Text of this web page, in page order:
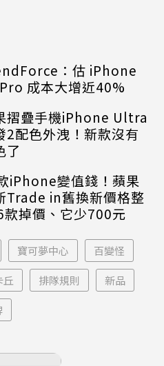
：估 iPhone
成本大增近40%
摺疊手機iPhone Ultra
2配色外洩！新款沒有
了
iPhone變值錢！蘋果
Trade in舊換新價格整
款掉價、它少700元
寶可夢中心 百變怪
丘 排隊規則 新品